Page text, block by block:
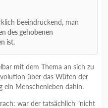
beeindruckend, man
des gehobenen
ist.
mit dem Thema an sich zu
über das Wüten der
ein Menschenleben dahin.
war der tatsächlich "nicht